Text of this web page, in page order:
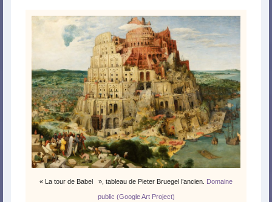
« La tour de Babel », tableau de Pieter Bruegel l’ancien. Domaine
public (Google Art Project)